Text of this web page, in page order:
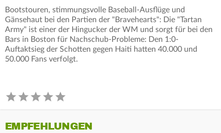
Bootstouren, stimmungsvolle Baseball-Ausflüge und
Gänsehaut bei den Partien der "Bravehearts": Die "Tartan
Army" ist einer der Hingucker der WM und sorgt für bei den
Bars in Boston für Nachschub-Probleme: Den 1:0-
Auftaktsieg der Schotten gegen Haiti hatten 40.000 und
50.000 Fans verfolgt.
EMPFEHLUNGEN